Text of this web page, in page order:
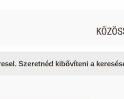
Szeretnéd kibővíteni a